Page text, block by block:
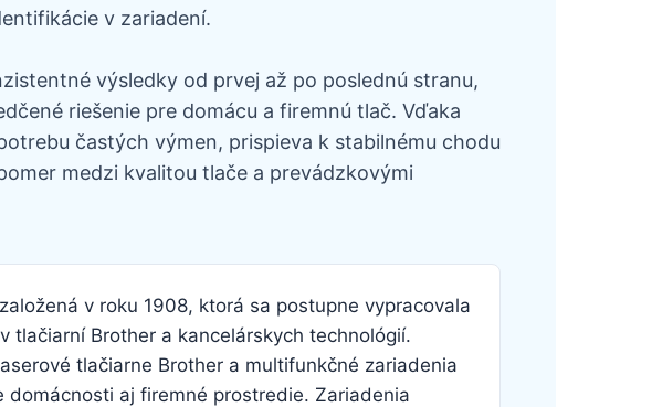
v zariadení.
výsledky od prvej až po poslednú stranu,
riešenie pre domácu a firemnú tlač. Vďaka
častých výmen, prispieva k stabilnému chodu
medzi kvalitou tlače a prevádzkovými
v roku 1908, ktorá sa postupne vypracovala
tlačiarní Brother a kancelárskych technológií.
tlačiarne Brother a multifunkčné zariadenia
domácnosti aj firemné prostredie. Zariadenia